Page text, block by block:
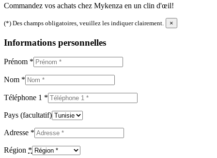
Commandez vos achats chez Mykenza en un clin d'œil!
(*) Des champs obligatoires, veuillez les indiquer clairement. ×
Informations personnelles
Prénom *
Nom *
Téléphone 1 *
Pays (facultatif)
Adresse *
Région *